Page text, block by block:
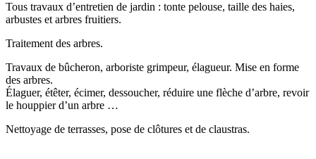
Tous travaux d’entretien de jardin : tonte pelouse, taille des haies,
arbustes et arbres fruitiers.
Traitement des arbres.
Travaux de bûcheron, arboriste grimpeur, élagueur. Mise en forme
des arbres.
Élaguer, étêter, écimer, dessoucher, réduire une flèche d’arbre, revoir
le houppier d’un arbre …
Nettoyage de terrasses, pose de clôtures et de claustras.